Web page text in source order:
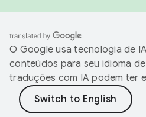
O Google usa tecnologia de
conteúdos para seu idioma
traduções com IA podem ter